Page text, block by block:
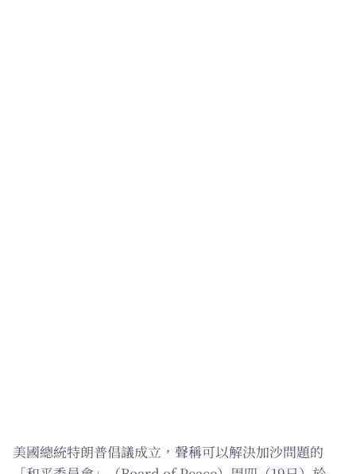
美國總統特朗普倡議成立，聲稱可以解決加沙問題的